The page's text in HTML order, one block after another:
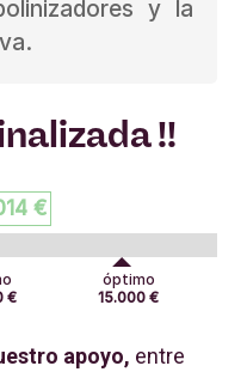
y la
!!
€
€
óptimo
15.000 €
apoyo, entre